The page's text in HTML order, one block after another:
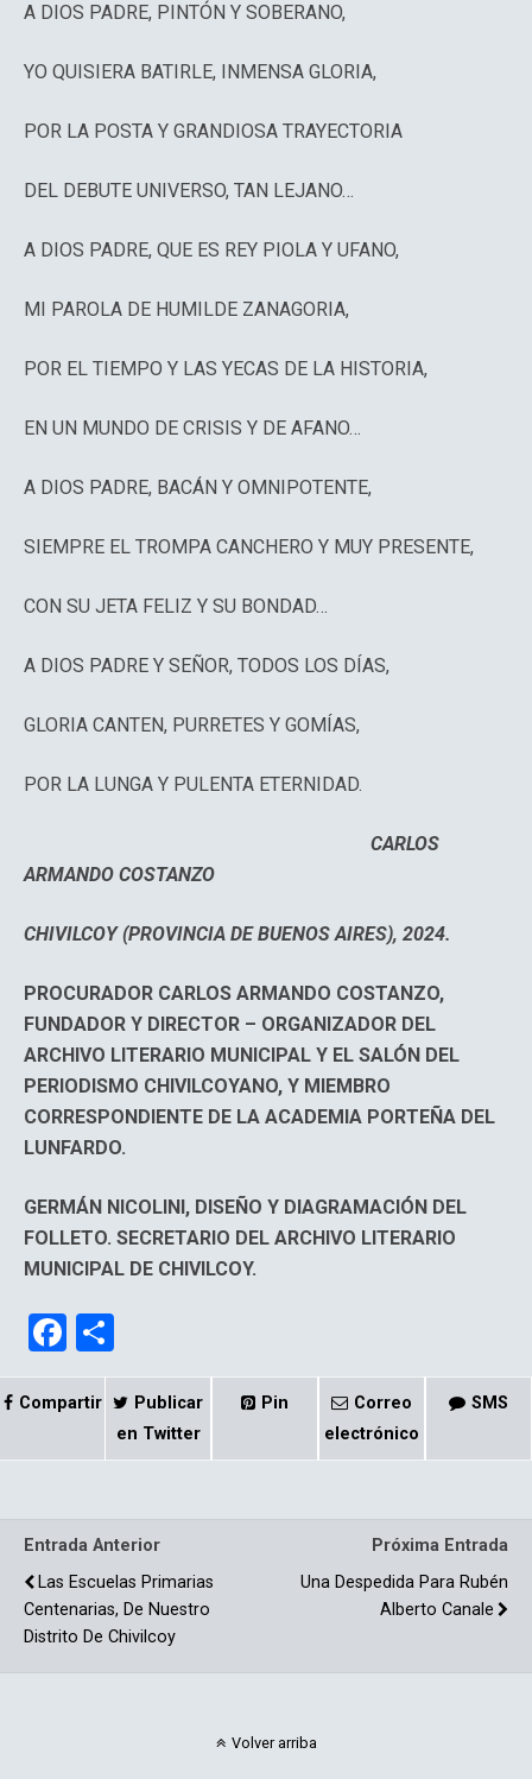
A DIOS PADRE, PINTÓN Y SOBERANO,
YO QUISIERA BATIRLE, INMENSA GLORIA,
POR LA POSTA Y GRANDIOSA TRAYECTORIA
DEL DEBUTE UNIVERSO, TAN LEJANO…
A DIOS PADRE, QUE ES REY PIOLA Y UFANO,
MI PAROLA DE HUMILDE ZANAGORIA,
POR EL TIEMPO Y LAS YECAS DE LA HISTORIA,
EN UN MUNDO DE CRISIS Y DE AFANO…
A DIOS PADRE, BACÁN Y OMNIPOTENTE,
SIEMPRE EL TROMPA CANCHERO Y MUY PRESENTE,
CON SU JETA FELIZ Y SU BONDAD…
A DIOS PADRE Y SEÑOR, TODOS LOS DÍAS,
GLORIA CANTEN, PURRETES Y GOMÍAS,
POR LA LUNGA Y PULENTA ETERNIDAD.
CARLOS
ARMANDO COSTANZO
CHIVILCOY (PROVINCIA DE BUENOS AIRES), 2024.
PROCURADOR CARLOS ARMANDO COSTANZO,
FUNDADOR Y DIRECTOR – ORGANIZADOR DEL
ARCHIVO LITERARIO MUNICIPAL Y EL SALÓN DEL
PERIODISMO CHIVILCOYANO, Y MIEMBRO
CORRESPONDIENTE DE LA ACADEMIA PORTEÑA DEL
LUNFARDO.
GERMÁN NICOLINI, DISEÑO Y DIAGRAMACIÓN DEL
FOLLETO. SECRETARIO DEL ARCHIVO LITERARIO
MUNICIPAL DE CHIVILCOY.
F
a
ce
k
o
m
p
Compartir
Publicar
en Twitter
Pin
Correo
electrónico
SMS
Entrada Anterior
Las Escuelas Primarias
Centenarias, De Nuestro
Distrito De Chivilcoy
Próxima Entrada
Una Despedida Para Rubén
Alberto Canale
Volver arriba